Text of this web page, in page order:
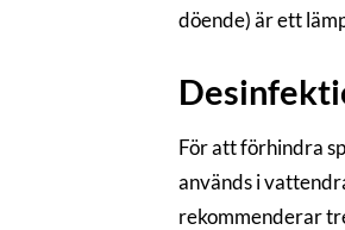
döende) är ett
För att förhindra
används i
rekommenderar